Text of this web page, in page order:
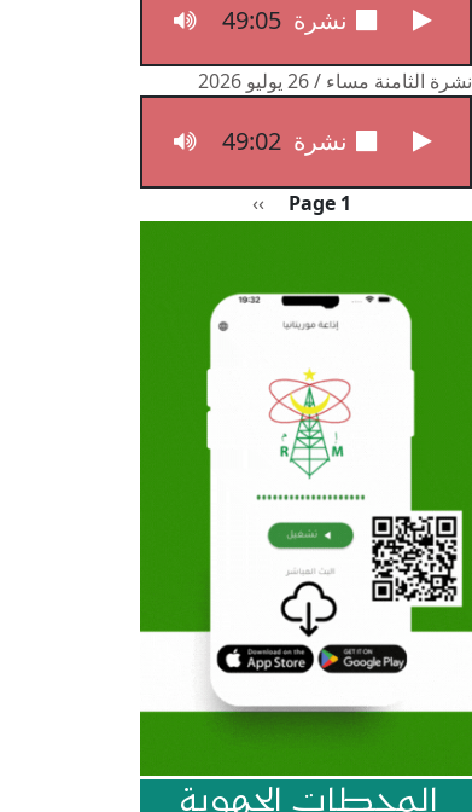
نشرة الثامنة مساء / 27 يوليو 2026
49:05
نشرة الثامنة مساء / 26 يوليو 2026
نشرة الثامنة مساء / 26 يوليو 2026
49:02
Pagination
Page 1 الصفحة التالية
››
المحطات الجهوية